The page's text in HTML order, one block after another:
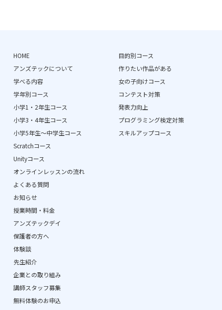
HOME
アンズテックについて
学べる内容
学年別コース
小学1・2年生コース
小学3・4年生コース
小学5年生〜中学生コース
Scratchコース
Unityコース
オンラインレッスンの流れ
よくある質問
お知らせ
授業時間・料金
アンズテックデイ
目的別コース
作りたい作品がある
女の子向けコース
コンテスト対策
発表力向上
プログラミング検定対策
スキルアップコース
保護者の方へ
体験談
先生紹介
企業との取り組み
講師スタッフ募集
無料体験のお申込